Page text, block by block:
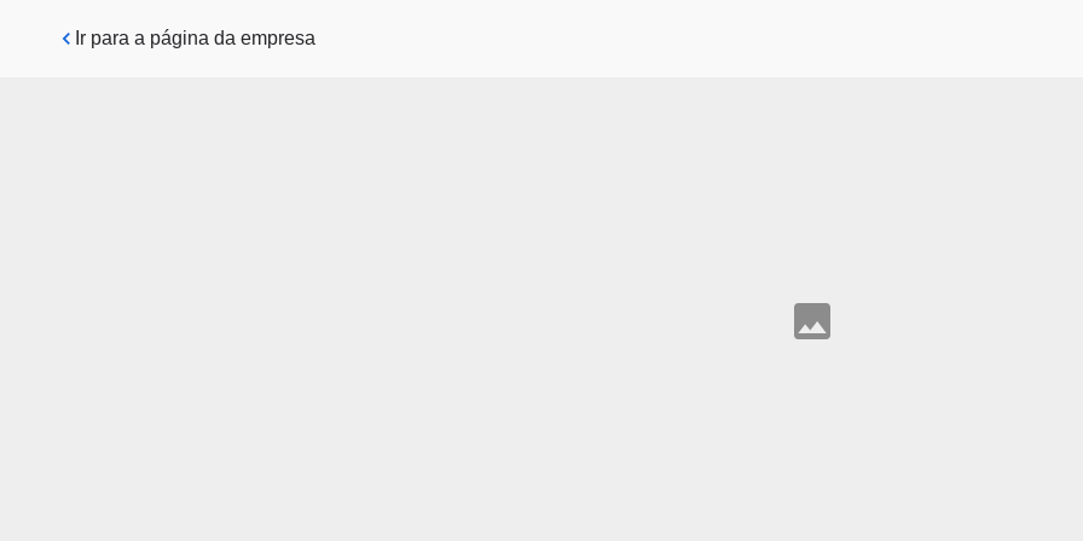
Pular para o conteúdo principal
Ir para a página da empresa